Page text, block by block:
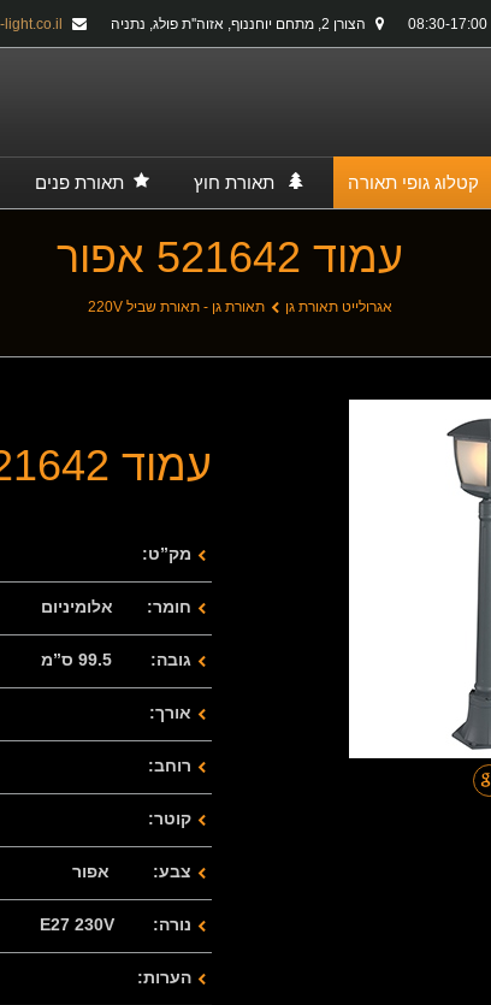
הצורן 2, מתחם יוחננוף, אזוה''ת פולג, נתניה
קטלוג גופי תאורה תאורת חוץ תאורת פנים
עמוד 521642 אפור
אגרולייט תאורת גן תאורת גן - תאורת שביל 220V
עמוד 521642 אפור
מק”ט:
חומר: אלומיניום
גובה: 99.5 ס”מ
אורך:
רוחב:
קוטר:
צבע: אפור
נורה: E27 230V
הערות: